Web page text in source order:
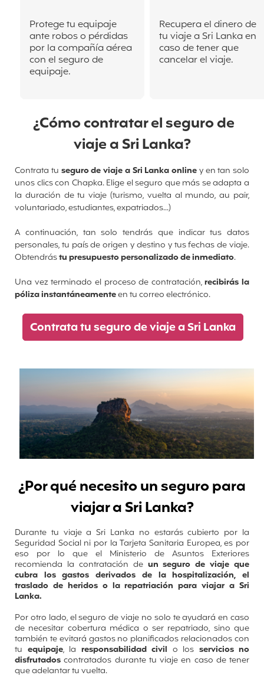
Protege tu equipaje
ante robos o pérdidas
por la compañía aérea
con el seguro de
equipaje.
Recupera el dinero de
tu viaje a Sri Lanka en
caso de tener que
cancelar el viaje.
¿Cómo contratar el seguro de
viaje a Sri Lanka?
Contrata tu seguro de viaje a Sri Lanka onliney en tan solo
unos clics con Chapka. Elige el seguro que más se adapta a
la duración de tu viaje (turismo, vuelta al mundo, au pair,
voluntariado, estudiantes, expatriados...)
A continuación, tan solo tendrás que indicar tus datos
personales, tu país de origen y destino y tus fechas de viaje.
Obtendrástu presupuesto personalizado de inmediato.
Una vez terminado el proceso de contratación,recibirás la
póliza instantáneamenteen tu correo electrónico.
Contrata tu seguro de viaje a Sri Lanka
¿Por qué necesito un seguro para
viajar a Sri Lanka?
Durante tu viaje a Sri Lanka no estarás cubierto por la
Seguridad Social ni por la Tarjeta Sanitaria Europea, es por
eso por lo que el Ministerio de Asuntos Exteriores
recomienda la contratación deun seguro de viaje que
cubra los gastos derivados de la hospitalización, el
traslado de heridos o la repatriación para viajar a Sri
Lanka.
Por otro lado, el seguro de viaje no solo te ayudará en caso
de necesitar cobertura médica o ser repatriado, sino que
también te evitará gastos no planificados relacionados con
tu equipaje, la responsabilidad civil o los servicios no
disfrutadoscontratados durante tu viaje en caso de tener
que adelantar tu vuelta.